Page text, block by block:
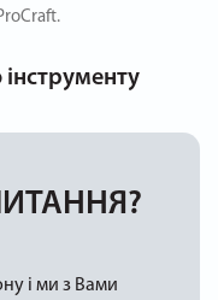
і ми з Вами